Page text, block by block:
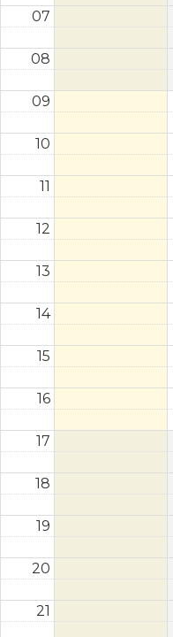
07
08
09
10
11
12
13
14
15
16
17
18
19
20
21